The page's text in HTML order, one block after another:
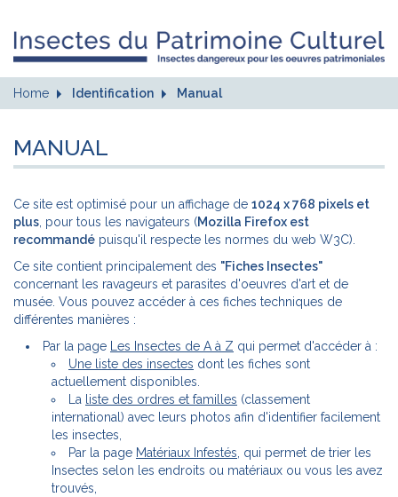
Home Identification Manual
MANUAL
Ce site est optimisé pour un affichage de 1024 x 768 pixels et
plus , pour tous les navigateurs (Mozilla Firefox est
recommandé puisqu'il respecte les normes du web W3C).
Ce site contient principalement des "Fiches Insectes"
concernant les ravageurs et parasites d'oeuvres d'art et de
musée. Vous pouvez accéder à ces fiches techniques de
différentes manières :
Par la page
Les Insectes de A à Z qui permet d'accéder à :
Une liste des insectes dont les fiches sont
actuellement disponibles.
La
liste des ordres et familles (classement
international) avec leurs photos afin d'identifier facilement
les insectes,
Par la page Matériaux Infestés , qui permet de trier les
Insectes selon les endroits ou matériaux ou vous les avez
trouvés,